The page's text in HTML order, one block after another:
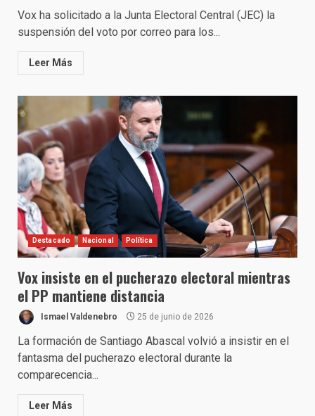
Vox ha solicitado a la Junta Electoral Central (JEC) la
suspensión del voto por correo para los...
Leer Más
Destacado Nacional Política
Vox insiste en el pucherazo electoral mientras
el PP mantiene distancia
Ismael Valdenebro 25 de junio de 2026
La formación de Santiago Abascal volvió a insistir en el
fantasma del pucherazo electoral durante la
comparecencia...
Leer Más